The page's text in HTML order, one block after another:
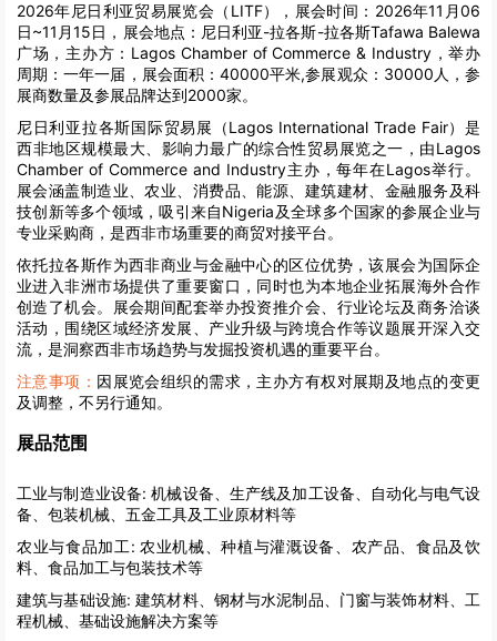
2026年尼日利亚贸易展览会（LITF），展会时间：2026年11月06
日~11月15日，展会地点：尼日利亚-拉各斯-拉各斯Tafawa Balewa
广场，主办方：Lagos Chamber of Commerce & Industry，举办
周期：一年一届，展会面积：40000平米,参展观众：30000人，参
展商数量及参展品牌达到2000家。
尼日利亚拉各斯国际贸易展（Lagos International Trade Fair）是
西非地区规模最大、影响力最广的综合性贸易展览之一，由Lagos
Chamber of Commerce and Industry主办，每年在Lagos举行。
展会涵盖制造业、农业、消费品、能源、建筑建材、金融服务及科
技创新等多个领域，吸引来自Nigeria及全球多个国家的参展企业与
专业采购商，是西非市场重要的商贸对接平台。
依托拉各斯作为西非商业与金融中心的区位优势，该展会为国际企
业进入非洲市场提供了重要窗口，同时也为本地企业拓展海外合作
创造了机会。展会期间配套举办投资推介会、行业论坛及商务洽谈
活动，围绕区域经济发展、产业升级与跨境合作等议题展开深入交
流，是洞察西非市场趋势与发掘投资机遇的重要平台。
注意事项： 因展览会组织的需求，主办方有权对展期及地点的变更
及调整，不另行通知。
展品范围
工业与制造业设备: 机械设备、生产线及加工设备、自动化与电气设
备、包装机械、五金工具及工业原材料等
农业与食品加工: 农业机械、种植与灌溉设备、农产品、食品及饮
料、食品加工与包装技术等
建筑与基础设施: 建筑材料、钢材与水泥制品、门窗与装饰材料、工
程机械、基础设施解决方案等